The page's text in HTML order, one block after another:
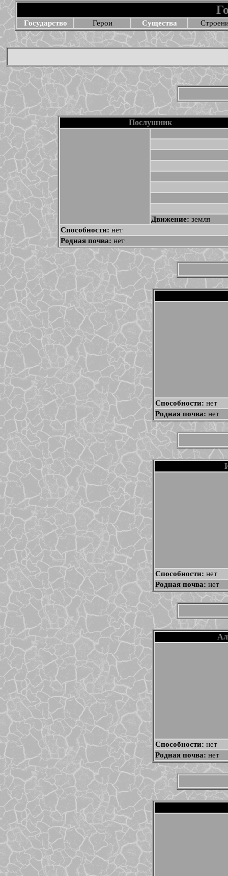
Государство Герои Существа
Послушник
Движение: земля
Способности: нет
Родная почва: нет
Способности: нет
Родная почва: нет
Способности: нет
Родная почва: нет
Способности: нет
Родная почва: нет